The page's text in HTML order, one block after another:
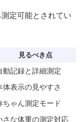
定可能とされてい
見るべき点
動記録と詳細測定
体表示の見やすさ
ちゃん測定モード
さな体重の測定対応